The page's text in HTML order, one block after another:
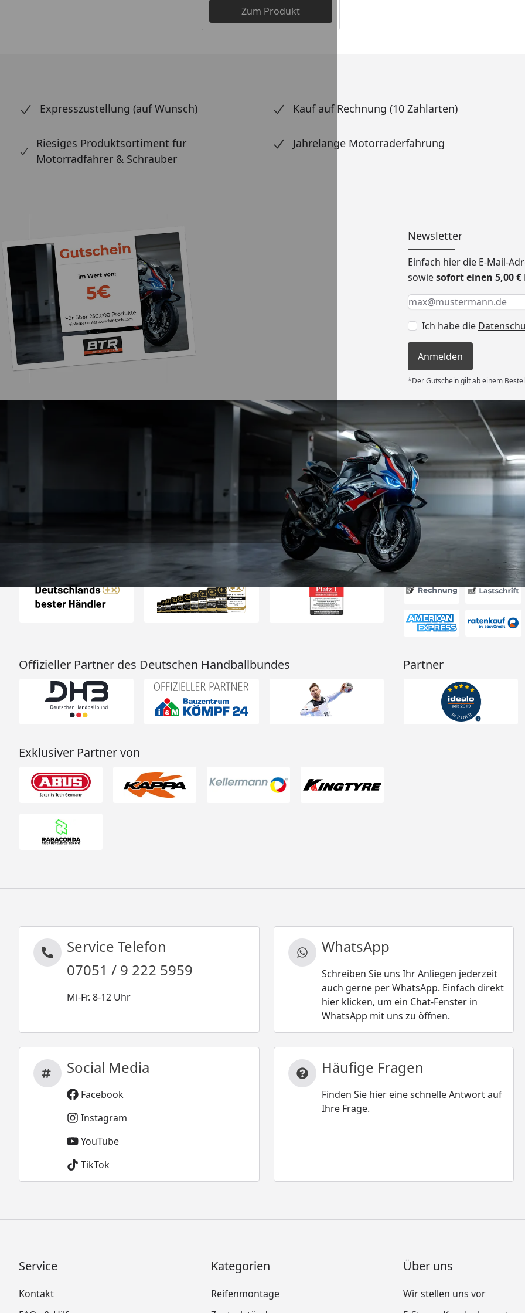
Zum Produkt
Expresszustellung (auf Wunsch) Kauf auf Rechnung (10 Zahlarten)
Riesiges Produktsortiment für
Motorradfahrer & Schrauber
Jahrelange Motorraderfahrung
Newsletter
Einfach hier die E-Mail-
sowiesofort einen 5,00
Keine Eingabe erforderlich
Eingabe erforderlich
E-Mail *
Ich habe die
Anmelden
*Der Gutschein gilt ab einem
„Die Abwicklung eines Auftrages
bzw. Bestellung läuft angemessen
verlässliche Partner und das habe
ich hier gefunden.“
Versand
Auszeichnungen Akzeptierte
Offizieller Partner des Deutschen Handballbundes Partner
Exklusiver Partner von
Service Telefon
07051 / 9 222 5959
Mi-Fr. 8-12 Uhr
WhatsApp
Schreiben Sie uns Ihr Anliegen jederzeit
auch gerne per WhatsApp. Einfach direkt
hier klicken, um ein Chat-Fenster in
WhatsApp mit uns zu öffnen.
Social Media
Facebook
Instagram
YouTube
TikTok
Häufige Fragen
Finden Sie hier eine schnelle Antwort auf
Ihre Frage.
Service
Kontakt
Kategorien
Reifenmontage
Über uns
Wir stellen uns vor